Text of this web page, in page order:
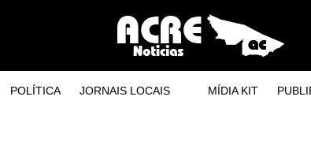
POLÍTICA JORNAIS LOCAIS MÍDIA KIT